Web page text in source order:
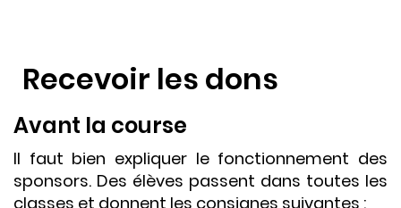
Recevoir les dons
Avant la course
Il faut bien expliquer le fonctionnement des
sponsors. Des élèves passent dans toutes les
classes et donnent les consignes suivantes :